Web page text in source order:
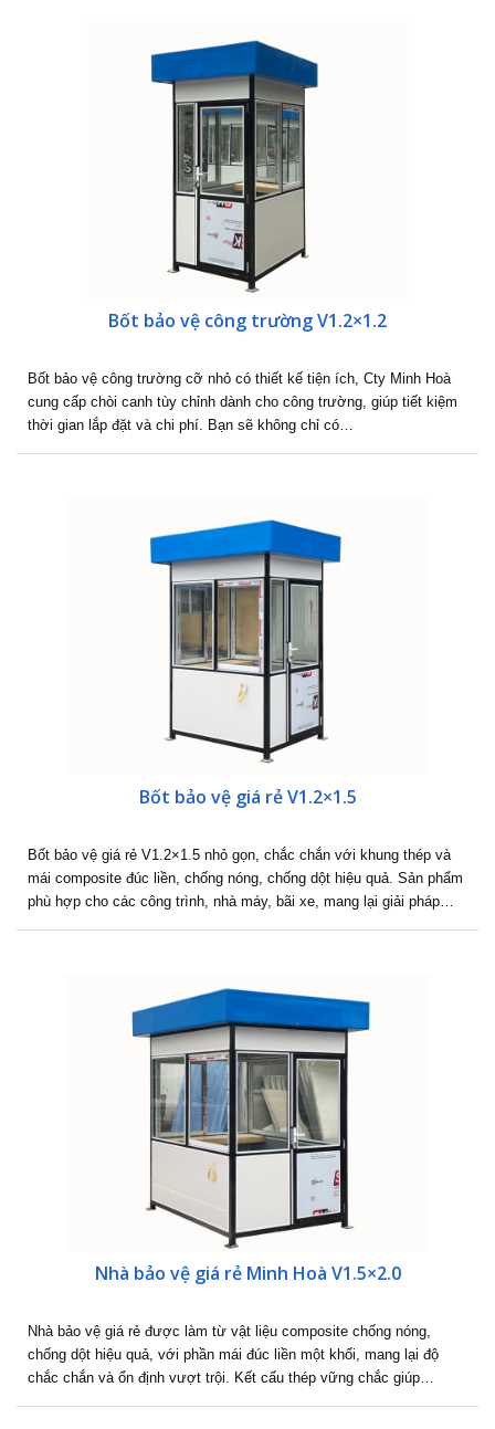
Bốt bảo vệ công trường V1.2×1.2
Bốt bảo vệ công trường cỡ nhỏ có thiết kế tiện ích, Cty Minh Hoà
cung cấp chòi canh tùy chỉnh dành cho công trường, giúp tiết kiệm
thời gian lắp đặt và chi phí. Bạn sẽ không chỉ có…
Bốt bảo vệ giá rẻ V1.2×1.5
Bốt bảo vệ giá rẻ V1.2×1.5 nhỏ gọn, chắc chắn với khung thép và
mái composite đúc liền, chống nóng, chống dột hiệu quả. Sản phẩm
phù hợp cho các công trình, nhà máy, bãi xe, mang lại giải pháp…
Nhà bảo vệ giá rẻ Minh Hoà V1.5×2.0
Nhà bảo vệ giá rẻ được làm từ vật liệu composite chống nóng,
chống dột hiệu quả, với phần mái đúc liền một khối, mang lại độ
chắc chắn và ổn định vượt trội. Kết cấu thép vững chắc giúp…